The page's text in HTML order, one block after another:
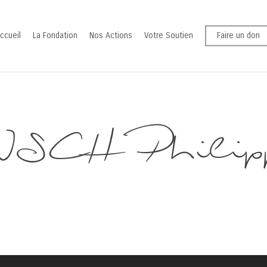
La Fondation Nos Actions Votre Soutien Faire un don